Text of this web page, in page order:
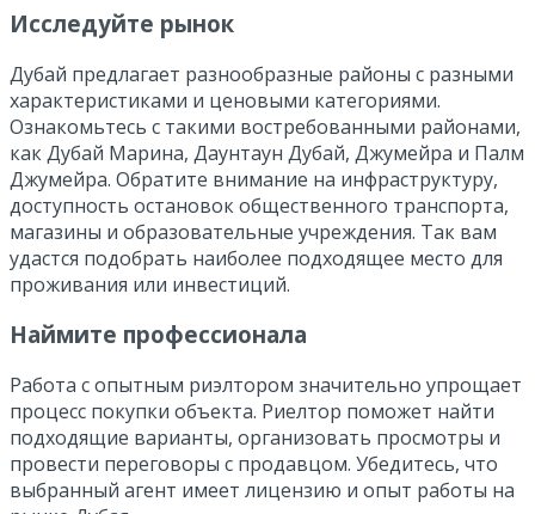
Исследуйте рынок
Дубай предлагает разнообразные районы с разными
характеристиками и ценовыми категориями.
Ознакомьтесь с такими востребованными районами,
как Дубай Марина, Даунтаун Дубай, Джумейра и Палм
Джумейра. Обратите внимание на инфраструктуру,
доступность остановок общественного транспорта,
магазины и образовательные учреждения. Так вам
удастся подобрать наиболее подходящее место для
проживания или инвестиций.
Наймите профессионала
Работа с опытным риэлтором значительно упрощает
процесс покупки объекта. Риелтор поможет найти
подходящие варианты, организовать просмотры и
провести переговоры с продавцом. Убедитесь, что
выбранный агент имеет лицензию и опыт работы на